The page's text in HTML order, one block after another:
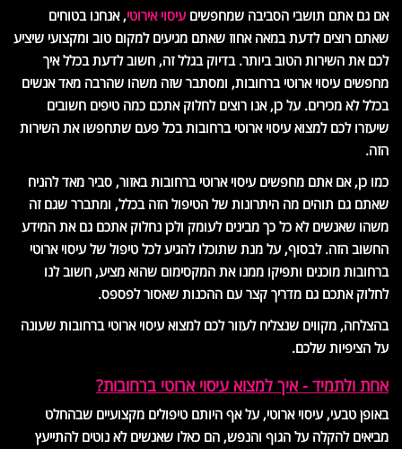
אם גם אתם תושבי הסביבה שמחפשים עיסוי אירוטי, אנחנו בטוחים
שאתם רוצים לדעת במאה אחוז שאתם מגיעים למקום טוב ומקצועי שיציע
לכם את השירות הטוב ביותר. בדיוק בגלל זה, חשוב לדעת בכלל איך
מחפשים עיסוי ארוטי ברחובות, ומסתבר שזה משהו שהרבה מאד אנשים
בכלל לא מכירים. על כן, אנו רוצים לחלוק אתכם כמה טיפים חשובים
שיעזרו לכם למצוא עיסוי ארוטי ברחובות בכל פעם שתחפשו את השירות
הזה.
כמו כן, אם אתם מחפשים עיסוי ארוטי ברחובות באזור, סביר מאד להניח
שאתם גם תוהים מה היתרונות של הטיפול הזה בכלל, ומתברר שגם זה
משהו שאנשים לא כל כך מבינים לעומק ולכן נחלוק אתכם גם את המידע
החשוב הזה. לבסוף, על מנת שתוכלו להגיע לכל טיפול של עיסוי ארוטי
ברחובות מוכנים ותפיקו ממנו את המקסימום שהוא מציע, חשוב לנו
לחלוק אתכם גם מדריך קצר עם ההכנות שאסור לפספס.
בהצלחה, מקווים שנצליח לעזור לכם למצוא עיסוי ארוטי ברחובות שעונה
על הציפיות שלכם.
אחת ולתמיד - איך למצוא עיסוי ארוטי ברחובות?
באופן טבעי, עיסוי ארוטי, על אף היותם טיפולים מקצועיים שבהחלט
מביאים להקלה על הגוף והנפש, הם כאלו שאנשים לא נוטים להתייעץ